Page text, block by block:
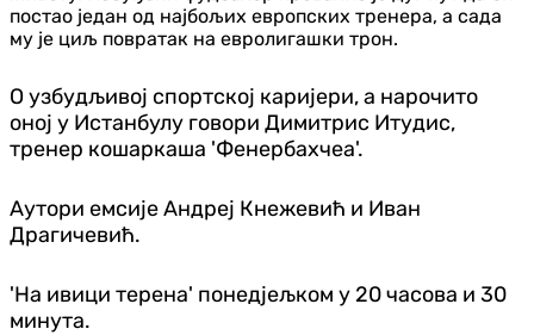
постао један од најбољих европских тренера, а сада
му је циљ повратак на евролигашки трон.
О узбудљивој спортској каријери, а нарочито
оној у Истанбулу говори Димитрис Итудис,
тренер кошаркаша 'Фенербахчеа'.
Аутори емсије Андреј Кнежевић и Иван
Драгичевић.
'На ивици терена' понедјељком у 20 часова и 30
минута.